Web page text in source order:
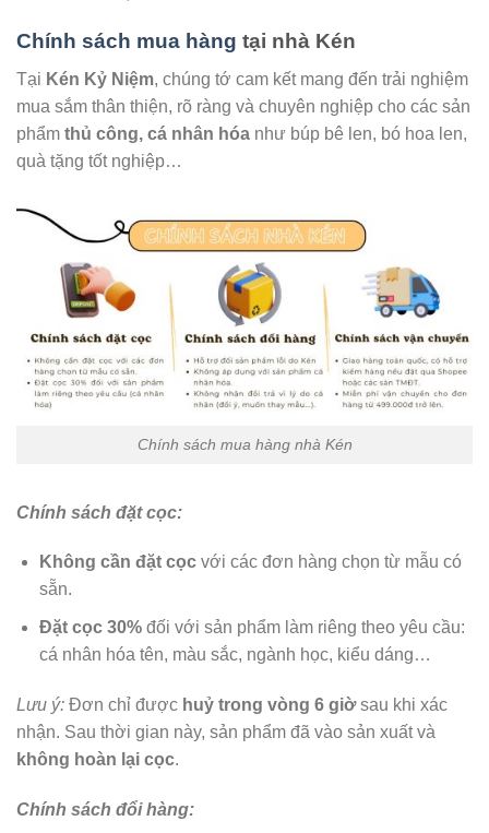
Chính sách mua hàng tại nhà Kén
Tại Kén Kỷ Niệm, chúng tớ cam kết mang đến trải nghiệm
mua sắm thân thiện, rõ ràng và chuyên nghiệp cho các sản
phẩm thủ công, cá nhân hóa như búp bê len, bó hoa len,
quà tặng tốt nghiệp…
Chính sách mua hàng nhà Kén
Chính sách đặt cọc:
Không cần đặt cọcvới các đơn hàng chọn từ mẫu có
sẵn.
Đặt cọc 30%đối với sản phẩm làm riêng theo yêu cầu:
cá nhân hóa tên, màu sắc, ngành học, kiểu dáng…
Lưu ý: Đơn chỉ được huỷ trong vòng 6 giờsau khi xác
nhận. Sau thời gian này, sản phẩm đã vào sản xuất và
không hoàn lại cọc.
Chính sách đổi hàng: